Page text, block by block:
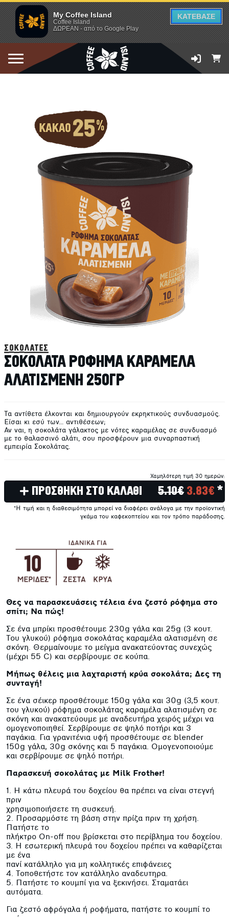
My Coffee Island
Coffee Island
ΔΩΡΕΑΝ - από το Google Play
ΚΑΤΕΒΑΣΕ
σοκολάτες
ΣΟΚΟΛΑΤΑ ΡΟΦΗΜΑ ΚΑΡΑΜΕΛΑ
ΑΛΑΤΙΣΜΕΝΗ 250ΓΡ
Τα αντίθετα έλκονται και δημιουργούν εκρηκτικούς συνδυασμούς.
Είσαι κι εσύ των... αντιθέσεων;
Αν ναι, η σοκολάτα γάλακτος με νότες καραμέλας σε συνδυασμό
με το θαλασσινό αλάτι, σου προσφέρουν μια συναρπαστική
εμπειρία Σοκολάτας.
Χαμηλότερη τιμή 30 ημερών:
ΠΡΟΣΘΗΚΗ ΣΤΟ ΚΑΛΑΘΙ 5.10€ 3.83€ *
*Η τιμή και η διαθεσιμότητα μπορεί να διαφέρει ανάλογα με την προϊοντική
γκάμα του καφεκοπτείου και τον τρόπο παράδοσης.
Θες να παρασκευάσεις τέλεια ένα ζεστό ρόφημα στο
σπίτι; Να πώς!
Σε ένα μπρίκι προσθέτουμε 230g γάλα και 25g (3 κουτ.
Του γλυκού) ρόφημα σοκολάτας καραμέλα αλατισμένη σε
σκόνη. Θερμαίνουμε το μείγμα ανακατεύοντας συνεχώς
(μέχρι 55 C) και σερβίρουμε σε κούπα.
Μήπως θέλεις μια λαχταριστή κρύα σοκολάτα; Δες τη
συνταγή!
Σε ένα σέικερ προσθέτουμε 150g γάλα και 30g (3,5 κουτ.
του γλυκού) ρόφημα σοκολάτας καραμέλα αλατισμένη σε
σκόνη και ανακατεύουμε με αναδευτήρα χειρός μέχρι να
ομογενοποιηθεί. Σερβίρουμε σε ψηλό ποτήρι και 3
παγάκια. Για γρανιτένια υφή προσθέτουμε σε blender
150g γάλα, 30g σκόνης και 5 παγάκια. Ομογενοποιούμε
και σερβίρουμε σε ψηλό ποτήρι.
Παρασκευή σοκολάτας με Milk Frother!
1. Η κάτω πλευρά του δοχείου θα πρέπει να είναι στεγνή
πριν
χρησιμοποιήσετε τη συσκευή.
2. Προσαρμόστε τη βάση στην πρίζα πριν τη χρήση.
Πατήστε το
πλήκτρο On-off που βρίσκεται στο περίβλημα του δοχείου.
3. Η εσωτερική πλευρά του δοχείου πρέπει να καθαρίζεται
με ένα
πανί κατάλληλο για μη κολλητικές επιφάνειες
4. Τοποθετήστε τον κατάλληλο αναδευτηρα.
5. Πατήστε το κουμπί για να ξεκινήσει. Σταματάει
αυτόματα.
Για ζεστό αφρόγαλα ή ροφήματα, πατήστε το κουμπί το